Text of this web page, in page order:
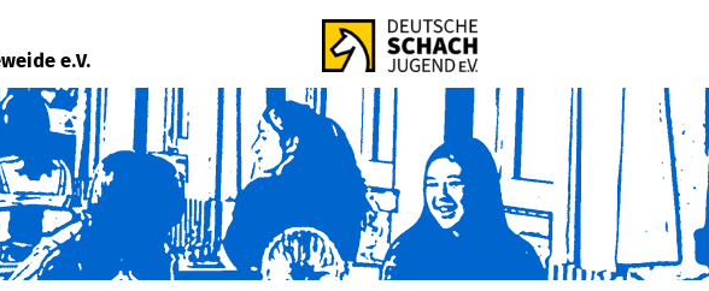
e.V.